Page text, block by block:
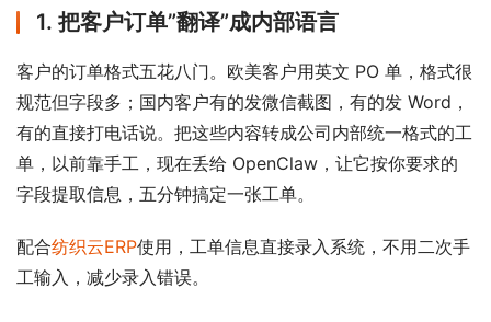
1. 把客户订单”翻译”成内部语言
客户的订单格式五花八门。欧美客户用英文 PO 单，格式很
规范但字段多；国内客户有的发微信截图，有的发 Word，
有的直接打电话说。把这些内容转成公司内部统一格式的工
单，以前靠手工，现在丢给 OpenClaw，让它按你要求的
字段提取信息，五分钟搞定一张工单。
配合纺织云ERP使用，工单信息直接录入系统，不用二次手
工输入，减少录入错误。